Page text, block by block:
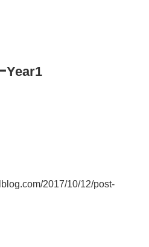
Year1
2017/10/12/post-